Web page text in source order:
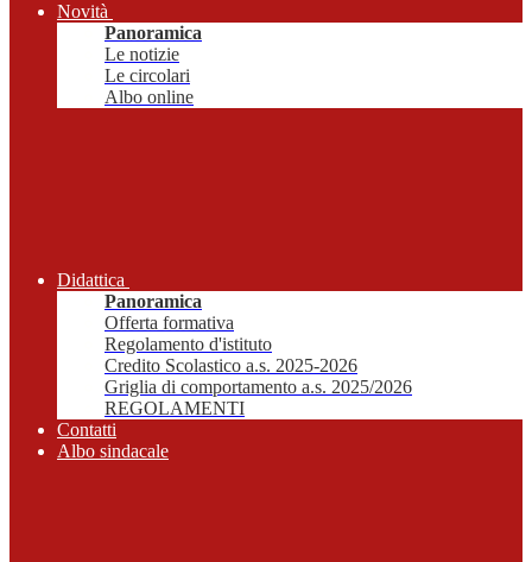
Novità
Panoramica
Le notizie
Le circolari
Albo online
Didattica
Panoramica
Offerta formativa
Regolamento d'istituto
Credito Scolastico a.s. 2025-2026
Griglia di comportamento a.s. 2025/2026
REGOLAMENTI
Contatti
Albo sindacale